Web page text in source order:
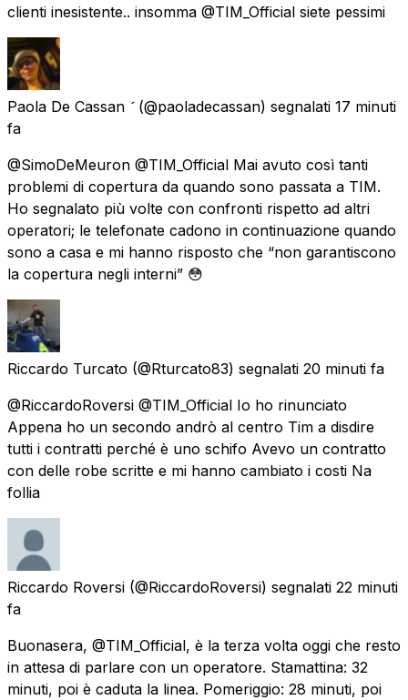
clienti inesistente.. insomma @TIM_Official siete pessimi
Paola De Cassan  (@paoladecassan) segnalati 17 minuti
fa
@SimoDeMeuron @TIM_Official Mai avuto così tanti
problemi di copertura da quando sono passata a TIM.
Ho segnalato più volte con confronti rispetto ad altri
operatori; le telefonate cadono in continuazione quando
sono a casa e mi hanno risposto che “non garantiscono
la copertura negli interni” 😳
Riccardo Turcato (@Rturcato83) segnalati 20 minuti fa
@RiccardoRoversi @TIM_Official Io ho rinunciato
Appena ho un secondo andrò al centro Tim a disdire
tutti i contratti perché è uno schifo Avevo un contratto
con delle robe scritte e mi hanno cambiato i costi Na
follia
Riccardo Roversi (@RiccardoRoversi) segnalati 22 minuti
fa
Buonasera, @TIM_Official, è la terza volta oggi che resto
in attesa di parlare con un operatore. Stamattina: 32
minuti, poi è caduta la linea. Pomeriggio: 28 minuti, poi